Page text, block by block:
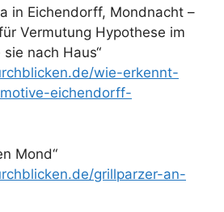
in Eichendorff, Mondnacht –
Vermutung Hypothese im
nach Haus“
wie-erkennt-
eichendorff-
Mond“
grillparzer-an-